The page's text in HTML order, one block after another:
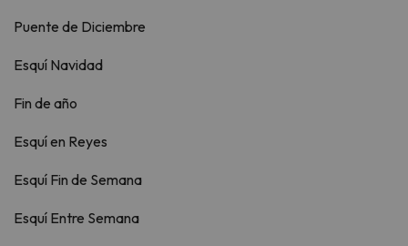
Puente de Diciembre
Esquí Navidad
Fin de año
Esquí en Reyes
Esquí Fin de Semana
Esquí Entre Semana